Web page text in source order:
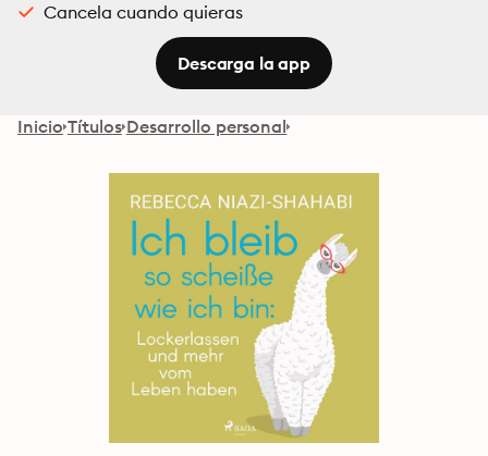
Cancela cuando quieras
Descarga la app
Inicio Títulos Desarrollo personal